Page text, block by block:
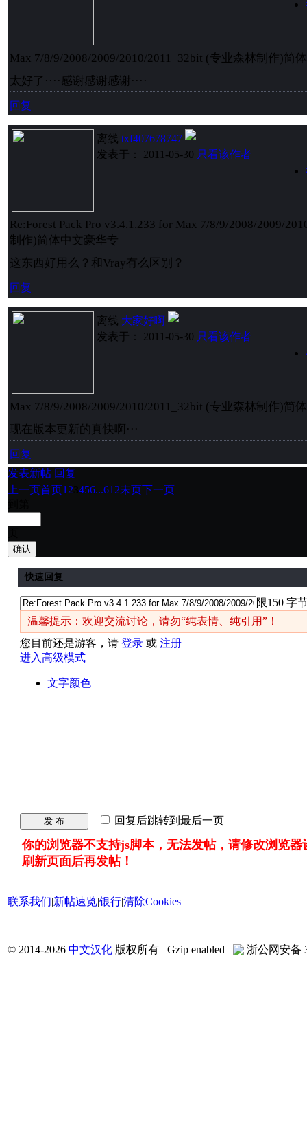
Max 7/8/9/2008/2009/2010/2011_32bit (专业森林制作)简
太好了····感谢感谢感谢····
回复
离线 txf407678747
发表于： 2011-05-30 只看该作者
Re:Forest Pack Pro v3.4.1.233 for Max 7/8/9/2008/2009/
制作)简体中文豪华专
这东西好用么？和Vray有么区别？
回复
离线 大家好啊
发表于： 2011-05-30 只看该作者
Max 7/8/9/2008/2009/2010/2011_32bit (专业森林制作)简
现在版本更新的真快啊···
回复
发表新帖 回复
上一页首页1 2 456...612末页下一页
确认
快速回复
限150 字
温馨提示：欢迎交流讨论，请勿“纯表情、纯引用”！
您目前还是游客，请 登录 或 注册
进入高级模式
文字颜色
发 布 回复后跳转到最后一页
你的浏览器不支持js脚本，无法发帖，请修改浏览器
刷新页面后再发帖！
联系我们|新帖速览|银行|清除Cookies
© 2014-2026 中文汉化 版权所有 Gzip enabled 浙公网安备